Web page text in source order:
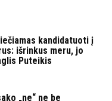
kandidatuoti į
išrinkus meru, jo
Puteikis
„ne“ ne be